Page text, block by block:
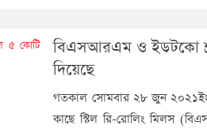
বিএসআরএম ও ইডটকো
দিয়েছে
গতকাল সোমবার ২৮ জুন ২০২১ইং
কাছে স্টিল রি-রোলিং মিলস